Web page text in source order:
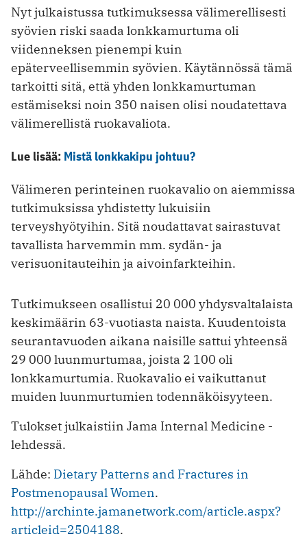
Nyt julkaistussa tutkimuksessa välimerellisesti
syövien riski saada lonkkamurtuma oli
viidenneksen pienempi kuin
epäterveellisemmin syövien. Käytännössä tämä
tarkoitti sitä, että yhden lonkkamurtuman
estämiseksi noin 350 naisen olisi noudatettava
välimerellistä ruokavaliota.
Lue lisää: Mistä lonkkakipu johtuu?
Välimeren perinteinen ruokavalio on aiemmissa
tutkimuksissa yhdistetty lukuisiin
terveyshyötyihin. Sitä noudattavat sairastuvat
tavallista harvemmin mm. sydän- ja
verisuonitauteihin ja aivoinfarkteihin.
Tutkimukseen osallistui 20 000 yhdysvaltalaista
keskimäärin 63-vuotiasta naista. Kuudentoista
seurantavuoden aikana naisille sattui yhteensä
29 000 luunmurtumaa, joista 2 100 oli
lonkkamurtumia. Ruokavalio ei vaikuttanut
muiden luunmurtumien todennäköisyyteen.
Tulokset julkaistiin Jama Internal Medicine -
lehdessä.
Lähde: Dietary Patterns and Fractures in
Postmenopausal Women.
http://archinte.jamanetwork.com/article.aspx?
articleid=2504188.